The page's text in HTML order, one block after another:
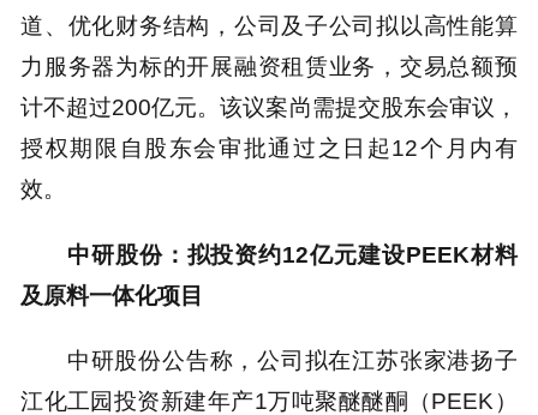
道、优化财务结构，公司及子公司拟以高性能算
力服务器为标的开展融资租赁业务，交易总额预
计不超过200亿元。该议案尚需提交股东会审议，
授权期限自股东会审批通过之日起12个月内有
效。
中研股份：拟投资约12亿元建设PEEK材料
及原料一体化项目
中研股份公告称，公司拟在江苏张家港扬子
江化工园投资新建年产1万吨聚醚醚酮（PEEK）